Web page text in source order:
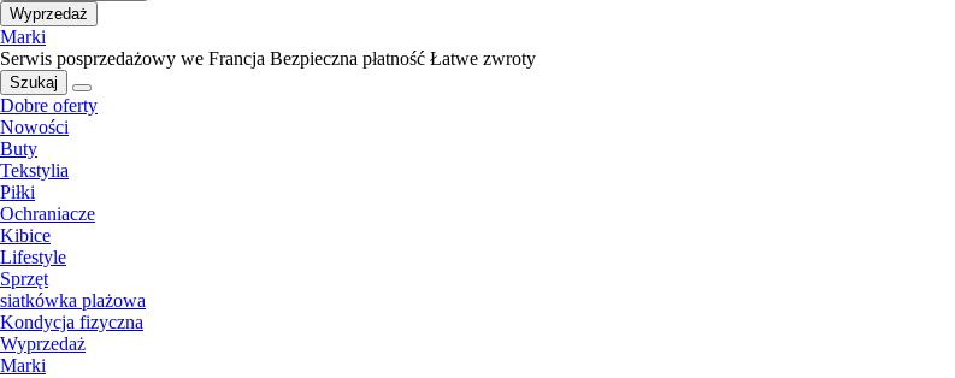
Wyprzedaż
Marki
Serwis posprzedażowy we Francja Bezpieczna płatność Łatwe zwroty
Szukaj
Dobre oferty
Nowości
Buty
Tekstylia
Piłki
Ochraniacze
Kibice
Lifestyle
Sprzęt
siatkówka plażowa
Kondycja fizyczna
Wyprzedaż
Marki